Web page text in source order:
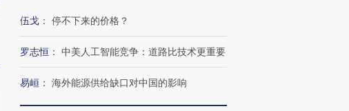
伍戈 ： 停不下来的价格？
罗志恒 ： 中美人工智能竞争：道路比技术更重要
易峘 ： 海外能源供给缺口对中国的影响